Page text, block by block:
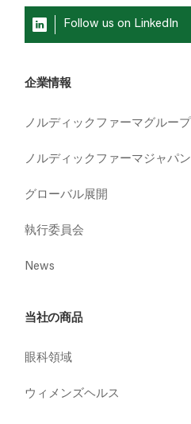
Follow us on LinkedIn
企業情報
ノルディックファーマグループ
ノルディックファーマジャパン
グローバル展開
執行委員会
News
当社の商品
眼科領域
ウィメンズヘルス